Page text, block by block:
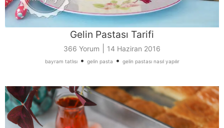
Gelin Pastası Tarifi
366 Yorum 14 Haziran 2016
bayram tatlısı• gelin pasta • gelin pastası nasıl yapılır